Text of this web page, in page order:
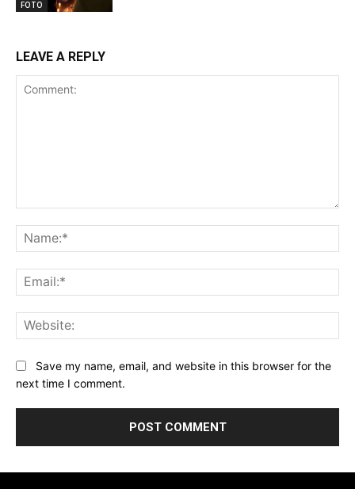
FOTO
LEAVE A REPLY
Save my name, email, and website in this browser for the
next time I comment.